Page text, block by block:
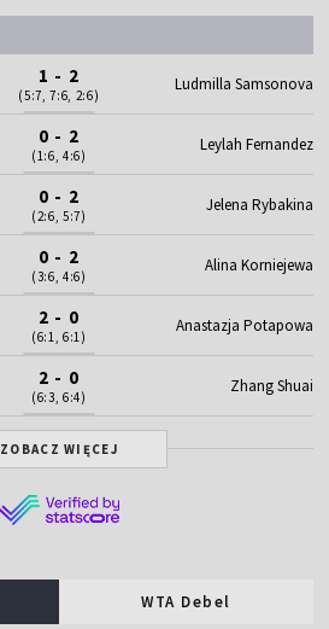
1 - 2
(5:7, 7:6, 2:6)
Ludmilla Samsonova
0 - 2
(1:6, 4:6)
Leylah Fernandez
0 - 2
(2:6, 5:7)
Jelena Rybakina
0 - 2
(3:6, 4:6)
Alina Korniejewa
2 - 0
(6:1, 6:1)
Anastazja Potapowa
2 - 0
(6:3, 6:4)
Zhang Shuai
ZOBACZ WIĘCEJ
WTA Debel